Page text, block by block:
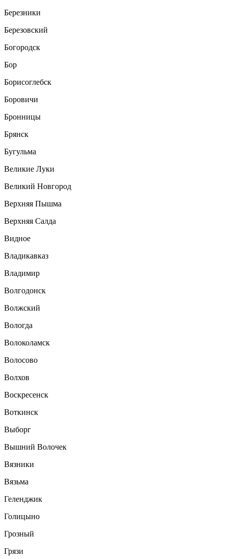
Березники
Березовский
Богородск
Бор
Борисоглебск
Боровичи
Бронницы
Брянск
Бугульма
Великие Луки
Великий Новгород
Верхняя Пышма
Верхняя Салда
Видное
Владикавказ
Владимир
Волгодонск
Волжский
Вологда
Волоколамск
Волосово
Волхов
Воскресенск
Воткинск
Выборг
Вышний Волочек
Вязники
Вязьма
Геленджик
Голицыно
Грозный
Грязи